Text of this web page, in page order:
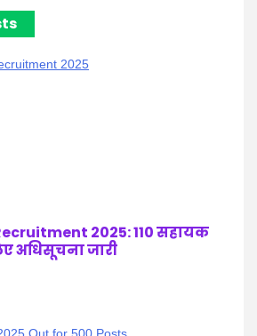
2025: 110 सहायक
अधिसूचना जारी